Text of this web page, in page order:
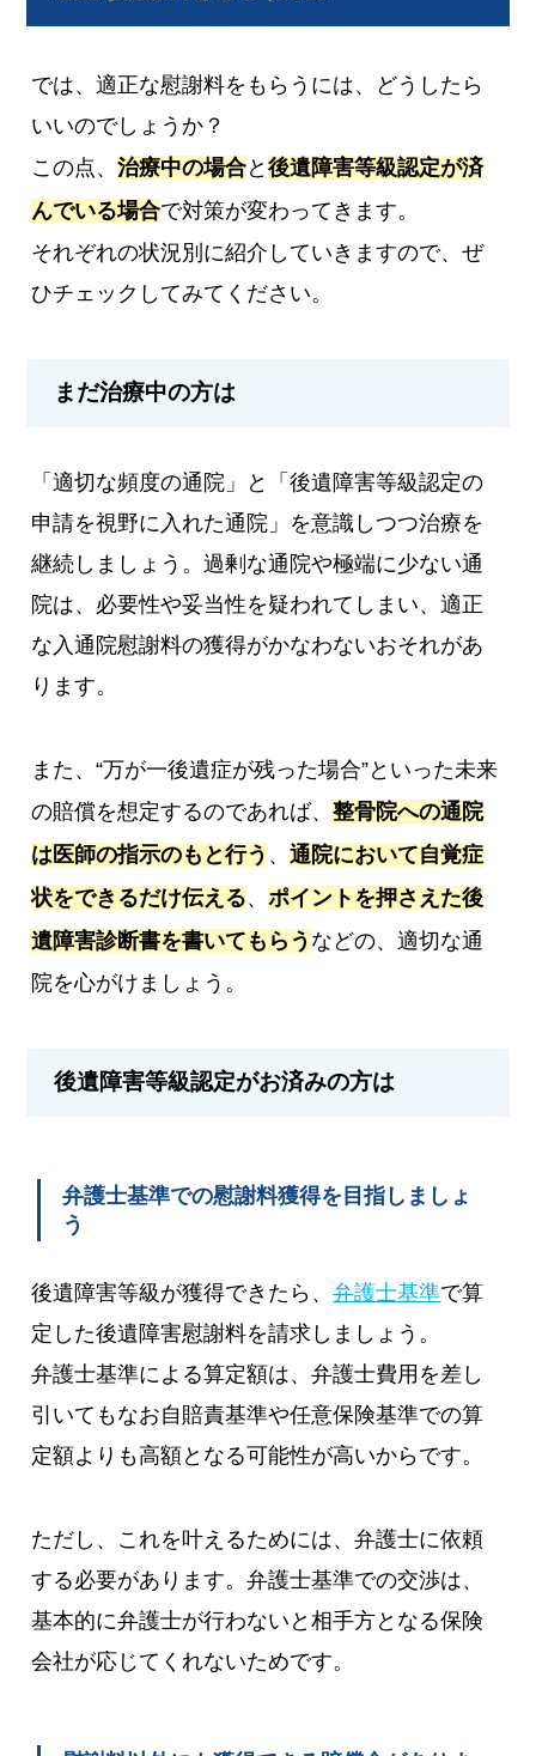
では、適正な慰謝料をもらうには、どうしたら
いいのでしょうか？
この点、治療中の場合と後遺障害等級認定が済
んでいる場合で対策が変わってきます。
それぞれの状況別に紹介していきますので、ぜ
ひチェックしてみてください。
まだ治療中の方は
「適切な頻度の通院」と「後遺障害等級認定の
申請を視野に入れた通院」を意識しつつ治療を
継続しましょう。過剰な通院や極端に少ない通
院は、必要性や妥当性を疑われてしまい、適正
な入通院慰謝料の獲得がかなわないおそれがあ
ります。
また、“万が一後遺症が残った場合”といった未来
の賠償を想定するのであれば、整骨院への通院
は医師の指示のもと行う 、通院において自覚症
状をできるだけ伝える、ポイントを押さえた後
遺障害診断書を書いてもらう などの、適切な通
院を心がけましょう。
後遺障害等級認定がお済みの方は
弁護士基準での慰謝料獲得を目指しましょ
う
後遺障害等級が獲得できたら、弁護士基準で算
定した後遺障害慰謝料を請求しましょう。
弁護士基準による算定額は、弁護士費用を差し
引いてもなお自賠責基準や任意保険基準での算
定額よりも高額となる可能性が高いからです。
ただし、これを叶えるためには、弁護士に依頼
する必要があります。弁護士基準での交渉は、
基本的に弁護士が行わないと相手方となる保険
会社が応じてくれないためです。